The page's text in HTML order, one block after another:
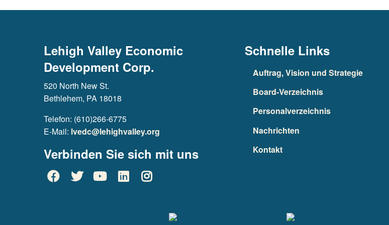
Lehigh Valley Economic
Development Corp.
520 North New St.
Bethlehem, PA 18018
Telefon: (610)266-6775
E-Mail: lvedc@lehighvalley.org
Verbinden Sie sich mit uns
Schnelle Links
Auftrag, Vision und Strategie
Board-Verzeichnis
Personalverzeichnis
Nachrichten
Kontakt